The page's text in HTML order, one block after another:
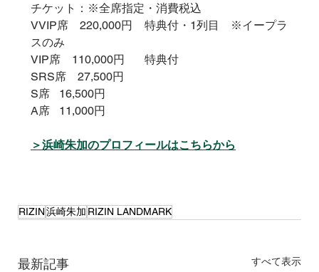
チケット：※全席指定・消費税込
VVIP席　220,000円	特典付・1列目　※イープラ
スのみ
VIP席　110,000円	特典付
A席	11,000円
＞浜崎朱加のプロフィールはこちらから
RIZIN浜崎朱加 RIZIN LANDMARK
最新記事 すべて表示